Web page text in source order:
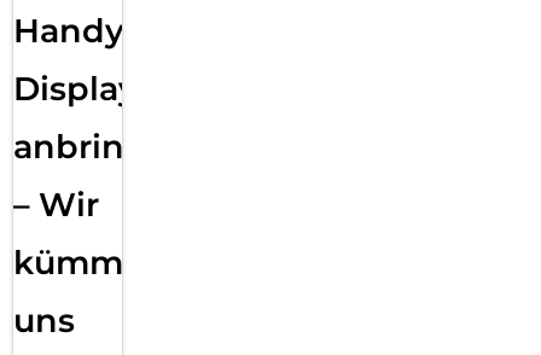
Handy
Displayfolie
anbringen
– Wir
kümmern
uns